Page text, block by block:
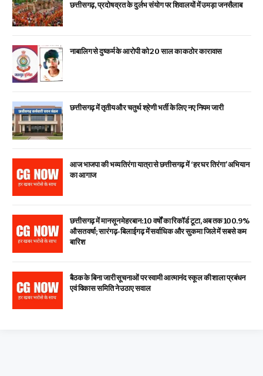
छत्तीसगढ़, प्रदोष व्रत के दुर्लभ संयोग पर शिवालयों में उमड़ा जनसैलाब
नाबालिग से दुष्कर्म के आरोपी को 20 साल का कठोर कारावास
छत्तीसगढ़ में तृतीय और चतुर्थ श्रेणी भर्ती के लिए नए नियम जारी
आज भाजपा की भव्य तिरंगा यात्रा से छत्तीसगढ़ में ‘हर घर तिरंगा’ अभियान
का आगाज
छत्तीसगढ़ में मानसून मेहरबान: 10 वर्षों का रिकॉर्ड टूटा, अब तक 100.9%
औसत वर्षा; सारंगढ़-बिलाईगढ़ में सर्वाधिक और सुकमा जिले में सबसे कम
बारिश
बैठक के बिना जारी सूचनाओं पर स्वामी आत्मानंद स्कूल की शाला प्रबंधन
एवं विकास समिति ने उठाए सवाल